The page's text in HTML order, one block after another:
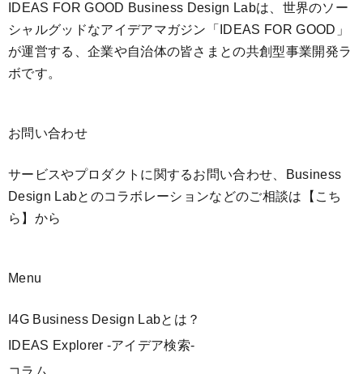
IDEAS FOR GOOD Business Design Labは、世界のソー
シャルグッドなアイデアマガジン「IDEAS FOR GOOD」
が運営する、企業や自治体の皆さまとの共創型事業開発ラ
ボです。
お問い合わせ
サービスやプロダクトに関するお問い合わせ、Business
Design Labとのコラボレーションなどのご相談は 【こち
ら】 から
Menu
I4G Business Design Labとは？
IDEAS Explorer -アイデア検索-
コラム